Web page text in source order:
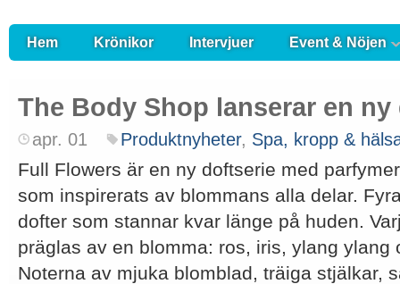
Hem Krönikor Intervjuer Event & Nöjen
The Body Shop lanserar en
apr. 01 Produktnyheter, Spa, kropp &
Full Flowers är en ny doftserie med
som inspirerats av blommans alla delar.
dofter som stannar kvar länge på huden.
präglas av en blomma: ros, iris, ylang ylang
Noterna av mjuka blomblad, träiga stjälkar,